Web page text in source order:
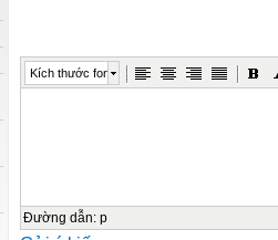
Kích thước font
Đường dẫn: p